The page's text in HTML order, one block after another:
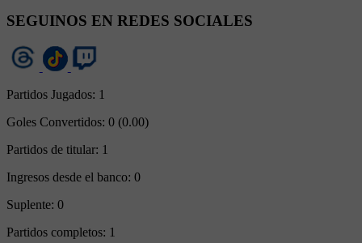
SEGUINOS EN REDES SOCIALES
Partidos Jugados: 1
Goles Convertidos: 0 (0.00)
Partidos de titular: 1
Ingresos desde el banco: 0
Suplente: 0
Partidos completos: 1